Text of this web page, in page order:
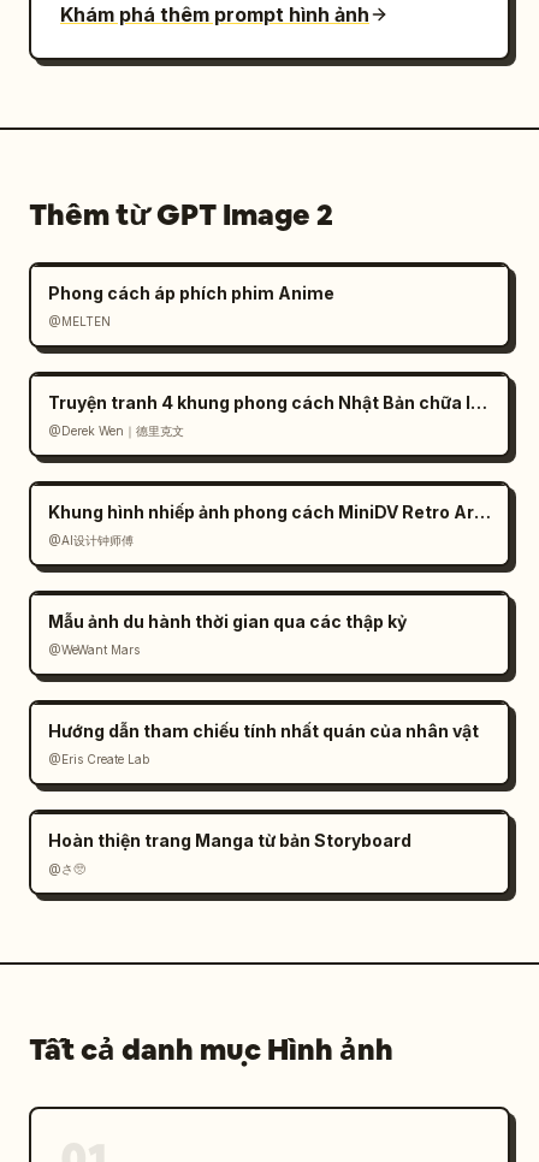
Khám phá thêm prompt hình ảnh
Thêm từ GPT Image 2
Phong cách áp phích phim Anime
@MELTEN
Truyện tranh 4 khung phong cách Nhật Bản chữa lành
@Derek Wen｜德里克文
Khung hình nhiếp ảnh phong cách MiniDV Retro Arcade
@AI设计钟师傅
Mẫu ảnh du hành thời gian qua các thập kỷ
@WeWant Mars
Hướng dẫn tham chiếu tính nhất quán của nhân vật
@Eris Create Lab
Hoàn thiện trang Manga từ bản Storyboard
@さ🥺
Tất cả danh mục Hình ảnh